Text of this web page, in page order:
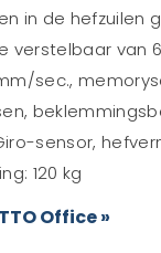
in de hefzuilen
verstelbaar van
sec.,
sensor,
120 kg
Office »